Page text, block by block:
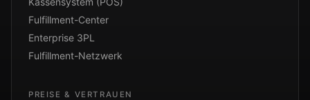
Fulfillment-Center
Enterprise 3PL
Fulfillment-Netzwerk
PREISE & VERTRAUEN